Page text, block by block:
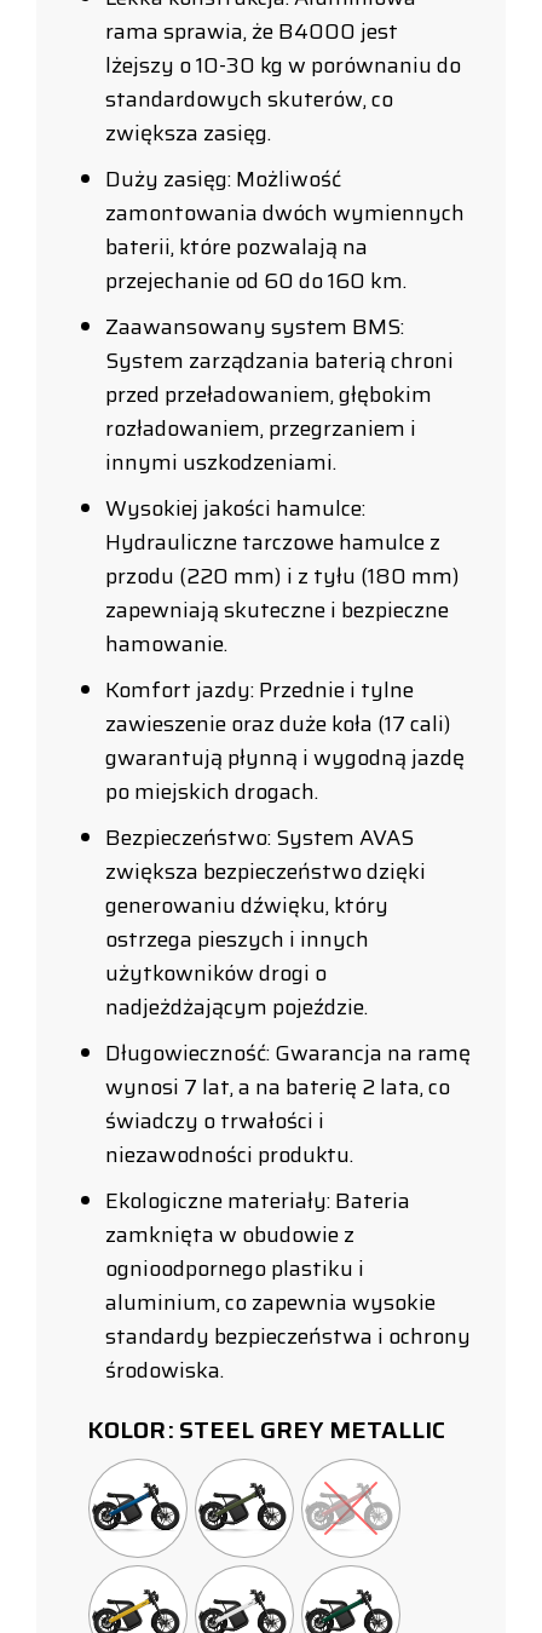
rama sprawia, że B4000 jest
lżejszy o 10-30 kg w porównaniu do
standardowych skuterów, co
zwiększa zasięg.
Duży zasięg: Możliwość
zamontowania dwóch wymiennych
baterii, które pozwalają na
przejechanie od 60 do 160 km.
Zaawansowany system BMS:
System zarządzania baterią chroni
przed przeładowaniem, głębokim
rozładowaniem, przegrzaniem i
innymi uszkodzeniami.
Wysokiej jakości hamulce:
Hydrauliczne tarczowe hamulce z
przodu (220 mm) i z tyłu (180 mm)
zapewniają skuteczne i bezpieczne
hamowanie.
Komfort jazdy: Przednie i tylne
zawieszenie oraz duże koła (17 cali)
gwarantują płynną i wygodną jazdę
po miejskich drogach.
Bezpieczeństwo: System AVAS
zwiększa bezpieczeństwo dzięki
generowaniu dźwięku, który
ostrzega pieszych i innych
użytkowników drogi o
nadjeżdżającym pojeździe.
Długowieczność: Gwarancja na ramę
wynosi 7 lat, a na baterię 2 lata, co
świadczy o trwałości i
niezawodności produktu.
Ekologiczne materiały: Bateria
zamknięta w obudowie z
ognioodpornego plastiku i
aluminium, co zapewnia wysokie
standardy bezpieczeństwa i ochrony
środowiska.
KOLOR STEEL GREY METALLIC